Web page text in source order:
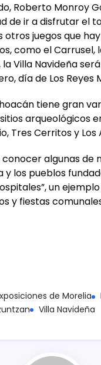
Roberto Monroy
de ir a disfrutar el
juegos que
como el
Villa Navideña
día de Los Reyes
tiene gran
arqueológicos
Tres Cerritos y Los
algunas de
los pueblos
un
y fiestas
de Morelia
Villa Navideña